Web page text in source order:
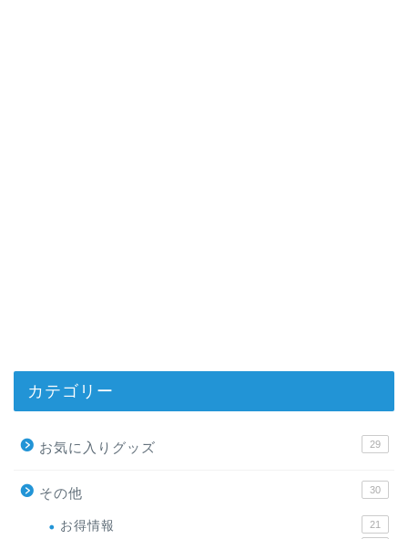
カテゴリー
お気に入りグッズ 29
その他 30
お得情報 21